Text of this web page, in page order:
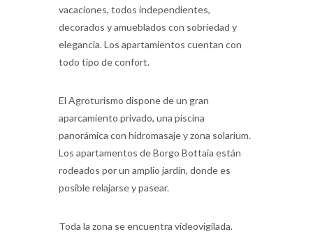
vacaciones, todos independientes,
decorados y amueblados con sobriedad y
elegancia. Los apartamientos cuentan con
todo tipo de confort.
El Agroturismo dispone de un gran
aparcamiento privado, una piscina
panorámica con hidromasaje y zona solarium.
Los apartamentos de Borgo Bottaia están
rodeados por un amplio jardín, donde es
posible relajarse y pasear.
Toda la zona se encuentra vídeovigilada.